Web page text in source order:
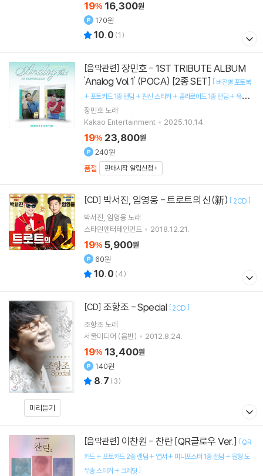
19% 16,300원
170원
10.0 (1)
[음악관련]
'Analog Vol.1' (POCA) [2종 SET] [ 버전별 포토북
+ 포토카드 1종 랜덤 + 칼선 스티커 + 폴라로이드 1종 랜덤 + 유저 가
이드 ]
장민호 노래
Kakao Entertainment
2025.10.14.
19% 23,800원
240원
품절
판매시작 알림신청
[CD] 박서진, 임영웅 - 트로트의 신(新) [ 2CD ]
박서진 임영웅 노래
스타원엔터테인먼트
2018.12.21.
19% 5,900원
60원
10.0 (4)
미리듣기
[CD] 조항조 - Special [2CD ]
조항조 노래
서울미디어 (음반)
2012.8.24.
19% 13,400원
140원
8.7 (3)
[음악관련] 이찬원 - 찬란 [QR글로우 Ver.] [QR
카드 + 포토카드 2종 랜덤 + 엽서 + 미니포스터 1종 랜덤 + 원형 도
무송 스티커 + 크레딧 ]